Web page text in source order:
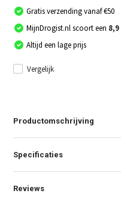
Gratis verzending vanaf €50
MijnDrogist.nl scoort een 8,9
Altijd een lage prijs
Vergelijk
Productomschrijving
Specificaties
Reviews